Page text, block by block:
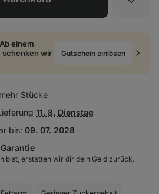
einem
schenken wir
Gutschein einlösen
Stücke
Lieferinformationen
11. 8. Dienstag
bis: 09. 07. 2028
bist, erstatten wir dir dein Geld zurück.